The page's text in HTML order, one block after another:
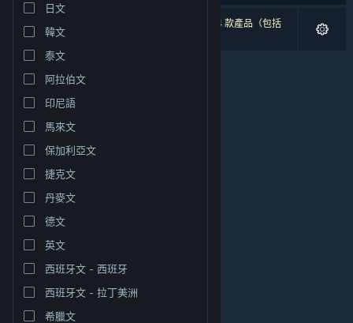
變更語言
取得 Steam 行動應用程式
檢視電腦版網頁
日文
韓文
泰文
阿拉伯文
印尼語
馬來文
保加利亞文
捷克文
丹麥文
德文
英文
西班牙文 - 西班牙
西班牙文 - 拉丁美洲
希臘文
0 項相符的搜尋結果。 已根據您的偏好設定排除 4 款產品（包括
Doodle Date